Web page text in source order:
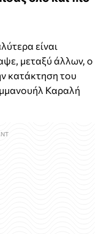
είναι
μεταξύ άλλων, ο
κατάκτηση του
Καραλή